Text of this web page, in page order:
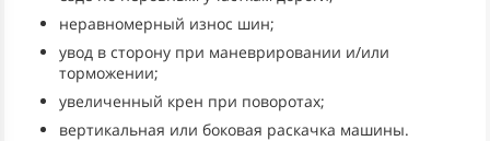
неравномерный износ шин;
увод в сторону при маневрировании и/или
торможении;
увеличенный крен при поворотах;
вертикальная или боковая раскачка машины.